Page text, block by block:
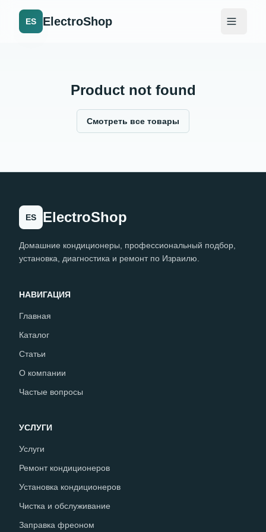
ES ElectroShop
Product not found
Смотреть все товары
ES ElectroShop
Домашние кондиционеры, профессиональный подбор,
установка, диагностика и ремонт по Израилю.
НАВИГАЦИЯ
Главная
Каталог
Статьи
О компании
Частые вопросы
УСЛУГИ
Услуги
Ремонт кондиционеров
Установка кондиционеров
Чистка и обслуживание
Заправка фреоном